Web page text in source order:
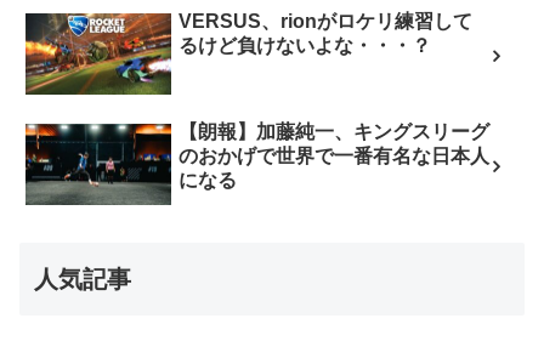
VERSUS、rionがロケリ練習して
るけど負けないよな・・・？
【朗報】加藤純一、キングスリーグ
のおかげで世界で一番有名な日本人
になる
人気記事